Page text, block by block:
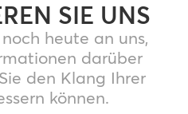
SIE UNS
heute an uns,
darüber
den Klang Ihrer
können.